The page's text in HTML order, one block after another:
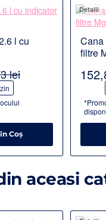
l cu
lei
Coş
Detalii
Cana
filtre
aceasi